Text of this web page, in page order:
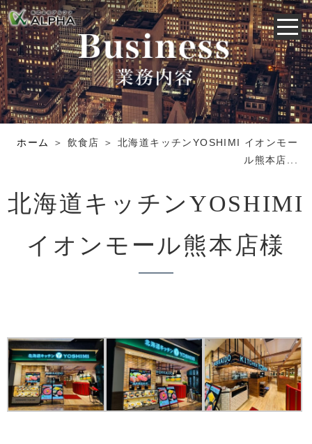
ホーム
＞ 飲食店 ＞ 北海道キッチンYOSHIMI イオンモー
ル熊本店...
北海道キッチンYOSHIMI
イオンモール熊本店様